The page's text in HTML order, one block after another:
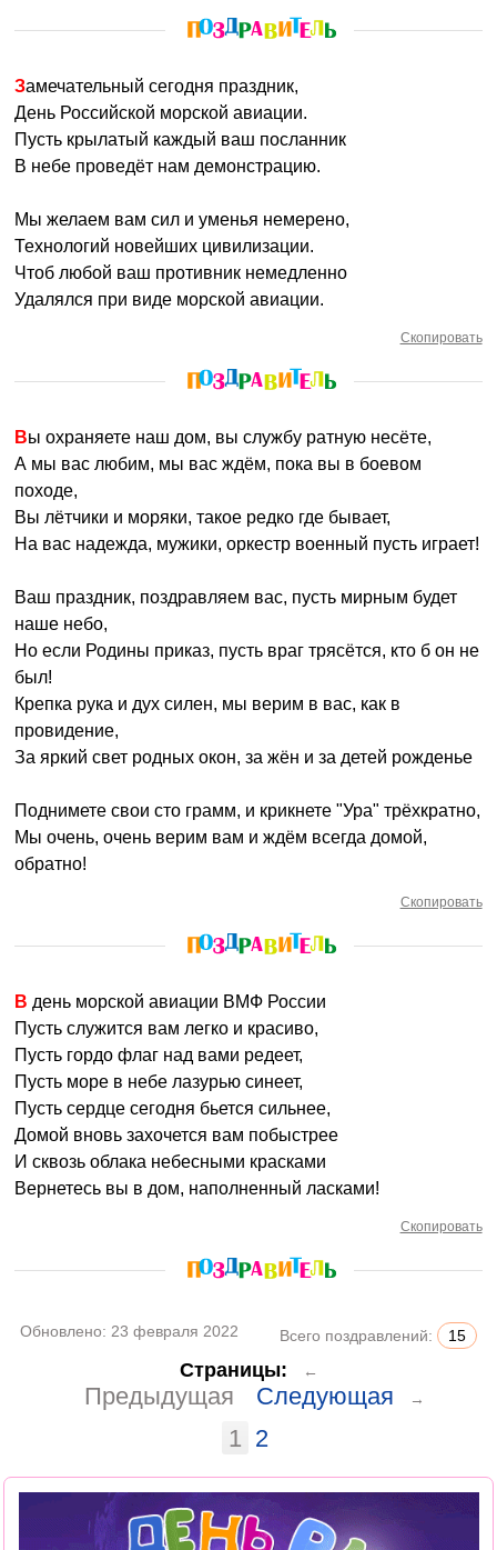
Замечательный сегодня праздник,
День Российской морской авиации.
Пусть крылатый каждый ваш посланник
В небе проведёт нам демонстрацию.
Мы желаем вам сил и уменья немерено,
Технологий новейших цивилизации.
Чтоб любой ваш противник немедленно
Удалялся при виде морской авиации.
Скопировать
Вы охраняете наш дом, вы службу ратную несёте,
А мы вас любим, мы вас ждём, пока вы в боевом
походе,
Вы лётчики и моряки, такое редко где бывает,
На вас надежда, мужики, оркестр военный пусть играет!
Ваш праздник, поздравляем вас, пусть мирным будет
наше небо,
Но если Родины приказ, пусть враг трясётся, кто б он не
был!
Крепка рука и дух силен, мы верим в вас, как в
провидение,
За яркий свет родных окон, за жён и за детей рожденье
Поднимете свои сто грамм, и крикнете "Ура" трёхкратно,
Мы очень, очень верим вам и ждём всегда домой,
обратно!
Скопировать
В день морской авиации ВМФ России
Пусть служится вам легко и красиво,
Пусть гордо флаг над вами редеет,
Пусть море в небе лазурью синеет,
Пусть сердце сегодня бьется сильнее,
Домой вновь захочется вам побыстрее
И сквозь облака небесными красками
Вернетесь вы в дом, наполненный ласками!
Скопировать
Обновлено: 23 февраля 2022 Всего поздравлений: 15
Страницы: ←
Предыдущая Следующая →
1 2